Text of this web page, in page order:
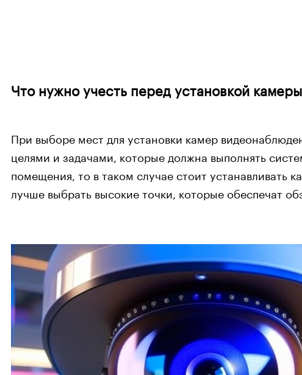
Что нужно учесть перед установкой
При выборе мест для установки камер
целями и задачами, которые должна выполнять
помещения, то в таком случае стоит
лучше выбрать высокие точки, которые обеспечат